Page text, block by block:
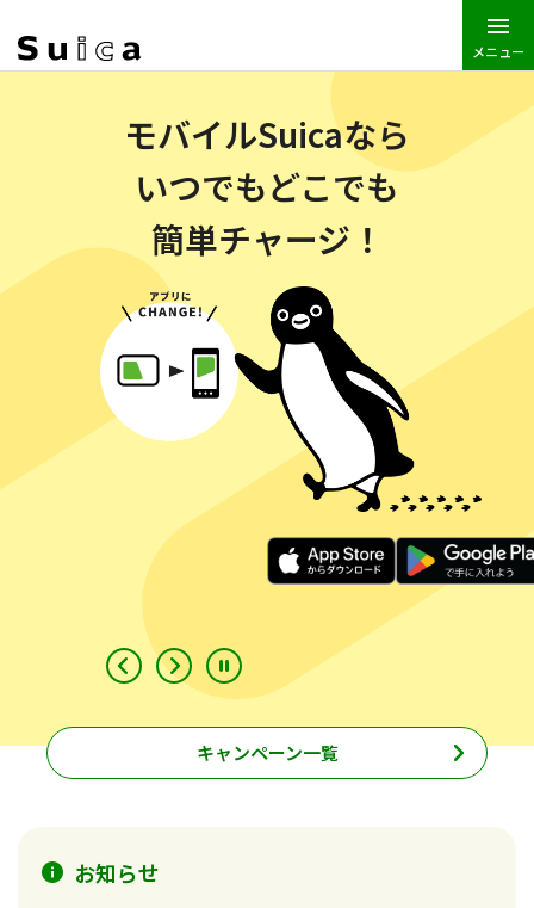
メニュー
モバイルSuicaなら
いつでもどこでも
簡単チャージ！
キャンペーン一覧
お知らせ